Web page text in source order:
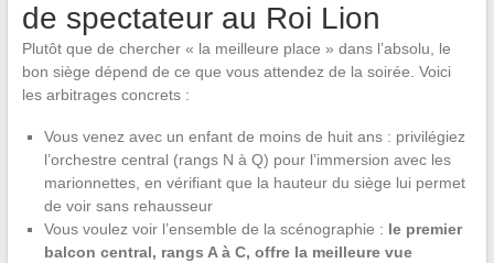
de spectateur au Roi Lion
Plutôt que de chercher « la meilleure place » dans l’absolu, le
bon siège dépend de ce que vous attendez de la soirée. Voici
les arbitrages concrets :
Vous venez avec un enfant de moins de huit ans : privilégiez
l’orchestre central (rangs N à Q) pour l’immersion avec les
marionnettes, en vérifiant que la hauteur du siège lui permet
de voir sans rehausseur
Vous voulez voir l’ensemble de la scénographie : le premier
balcon central, rangs A à C, offre la meilleure vue